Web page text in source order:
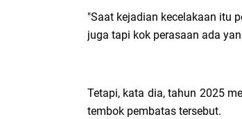
"Saat kejadian kecelakaan itu
juga tapi kok perasaan ada
Tetapi, kata dia, tahun 2025
tembok pembatas tersebut.